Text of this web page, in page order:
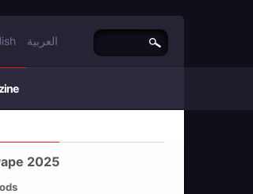
العربية
2025